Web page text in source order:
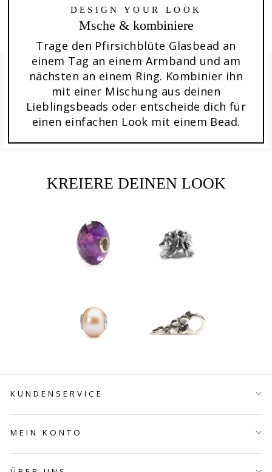
DESIGN YOUR LOOK
Msche & kombiniere
Trage den Pfirsichblüte Glasbead an
einem Tag an einem Armband und am
nächsten an einem Ring. Kombinier ihn
mit einer Mischung aus deinen
Lieblingsbeads oder entscheide dich für
einen einfachen Look mit einem Bead.
KREIERE DEINEN LOOK
KUNDENSERVICE
MEIN KONTO